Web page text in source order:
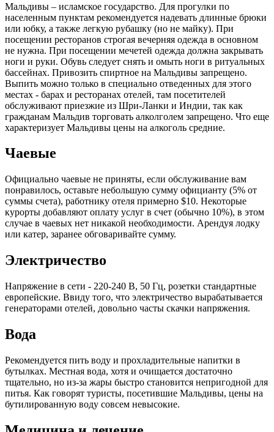
Мальдивы – исламское государство. Для прогулки по
населенным пунктам рекомендуется надевать длинные брюки
или юбку, а также легкую рубашку (но не майку). При
посещении ресторанов строгая вечерняя одежда в основном
не нужна. При посещении мечетей одежда должна закрывать
ноги и руки. Обувь следует снять и омыть ноги в ритуальных
бассейнах. Привозить спиртное на Мальдивы запрещено.
Выпить можно только в специально отведенных для этого
местах - барах и ресторанах отелей, там посетителей
обслуживают приезжие из Шри-Ланки и Индии, так как
гражданам Мальдив торговать алколголем запрещено. Что еще
характеризует Мальдивы цены на алкоголь средние.
Чаевые
Официально чаевые не приняты, если обслуживание вам
понравилось, оставьте небольшую сумму официанту (5% от
суммы счета), работнику отеля примерно $10. Некоторые
курорты добавляют оплату услуг в счет (обычно 10%), в этом
случае в чаевых нет никакой необходимости. Арендуя лодку
или катер, заранее обговаривайте сумму.
Электричество
Напряжение в сети - 220-240 В, 50 Гц, розетки стандартные
европейские. Ввиду того, что электричество вырабатывается
генераторами отелей, довольно часты скачки напряжения.
Вода
Рекомендуется пить воду и прохладительные напитки в
бутылках. Местная вода, хотя и очищается достаточно
тщательно, но из-за жары быстро становится непригодной для
питья. Как говорят туристы, посетившие Мальдивы, цены на
бутилированную воду совсем невысокие.